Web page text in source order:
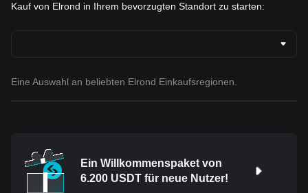
Kauf von Elrond in Ihrem bevorzugten Standort zu starten:
Eine Auswahl an beliebten Elrond Einkaufsregionen.
Ein Willkommenspaket von
6.200 USDT für neue Nutzer!